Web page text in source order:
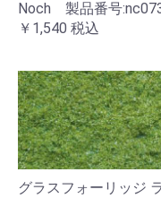
Noch 製品番号
￥1,540 税込
グラスフォーリッジ